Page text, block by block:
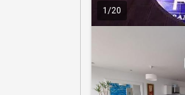
1 /20